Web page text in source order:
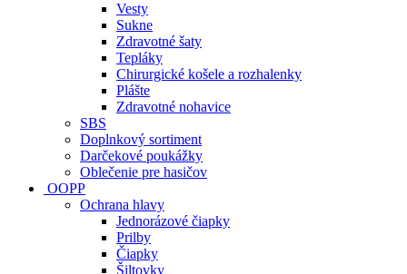
Vesty
Sukne
Zdravotné šaty
Tepláky
Chirurgické košele a rozhalenky
Plášte
Zdravotné nohavice
SBS
Doplnkový sortiment
Darčekové poukážky
Oblečenie pre hasičov
OOPP
Ochrana hlavy
Jednorázové čiapky
Prilby
Čiapky
Šiltovky